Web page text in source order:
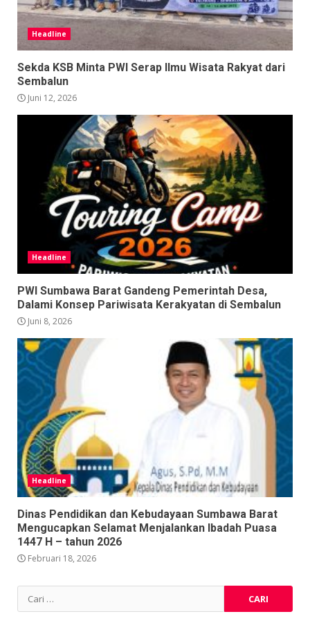
Headline
Sekda KSB Minta PWI Serap Ilmu Wisata Rakyat dari
Sembalun
Juni 12, 2026
Headline
PWI Sumbawa Barat Gandeng Pemerintah Desa,
Dalami Konsep Pariwisata Kerakyatan di Sembalun
Juni 8, 2026
Headline
Dinas Pendidikan dan Kebudayaan Sumbawa Barat
Mengucapkan Selamat Menjalankan Ibadah Puasa
1447 H – tahun 2026
Februari 18, 2026
Cari
untuk: